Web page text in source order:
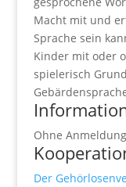
Macht mit und
Sprache sein
Kinder mit oder
spielerisch
Ohne Anmeldung
Der